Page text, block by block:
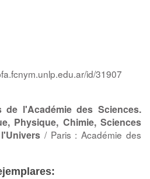
id/31907
de l'Académie des Sciences.
Physique, Chimie, Sciences
/ Paris : Académie des